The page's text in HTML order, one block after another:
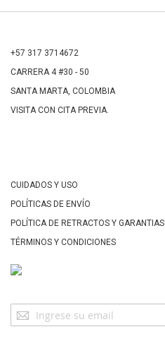
+57 317 3714672
CARRERA 4 #30 - 50
SANTA MARTA, COLOMBIA
VISITA CON CITA PREVIA.
CUIDADOS Y USO
POLÍTICAS DE ENVÍO
POLÍTICA DE RETRACTOS Y GARANTIAS
TÉRMINOS Y CONDICIONES
Suscríbase
a